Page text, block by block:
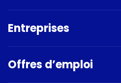
Entreprises
Offres d’emploi